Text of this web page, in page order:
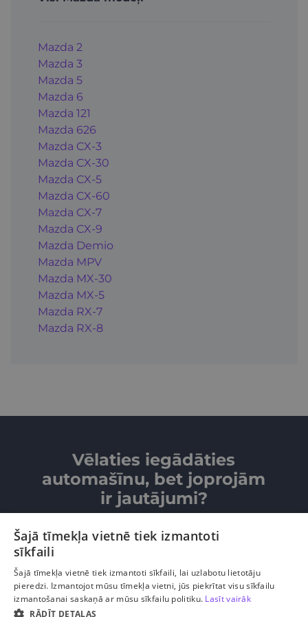
Mazda 2
Mazda 3
Mazda 5
Mazda 6
Mazda 121
Mazda 626
Mazda CX-3
Mazda CX-30
Mazda CX-5
Mazda CX-60
Mazda CX-7
Mazda CX-9
Mazda Demio
Mazda MPV
Mazda MX-30
Mazda MX-5
Mazda RX-7
Mazda RX-8
Vēlaties iegādāties
automašīnu, bet joprojām
ir jautājumi?
SAZINIETIES AR MUMS
Šajā tīmekļa vietnē tiek izmantoti
sīkfaili
Šajā tīmekļa vietnē tiek izmantoti sīkfaili, lai uzlabotu lietotāju
pieredzi. Izmantojot mūsu tīmekļa vietni, jūs piekrītat visu sīkfailu
izmantošanai saskaņā ar mūsu sīkfailu politiku. Lasīt vairāk
RĀDĪT DETAĻAS